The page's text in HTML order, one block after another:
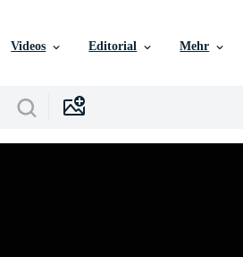
Videos Editorial Mehr